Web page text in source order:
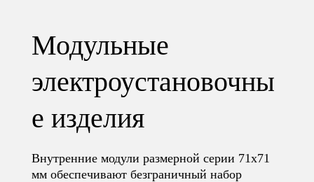
Модульные
электроустановочны
е изделия
Внутренние модули размерной серии 71х71
мм обеспечивают безграничный набор